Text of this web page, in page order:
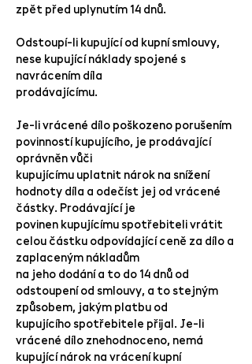
zpět před uplynutím 14 dnů.
Odstoupí-li kupující od kupní smlouvy,
nese kupující náklady spojené s
navrácením díla
prodávajícímu.
Je-li vrácené dílo poškozeno porušením
povinností kupujícího, je prodávající
oprávněn vůči
kupujícímu uplatnit nárok na snížení
hodnoty díla a odečíst jej od vrácené
částky. Prodávající je
povinen kupujícímu spotřebiteli vrátit
celou částku odpovídající ceně za dílo a
zaplaceným nákladům
na jeho dodání a to do 14 dnů od
odstoupení od smlouvy, a to stejným
způsobem, jakým platbu od
kupujícího spotřebitele přijal. Je-li
vrácené dílo znehodnoceno, nemá
kupující nárok na vrácení kupní